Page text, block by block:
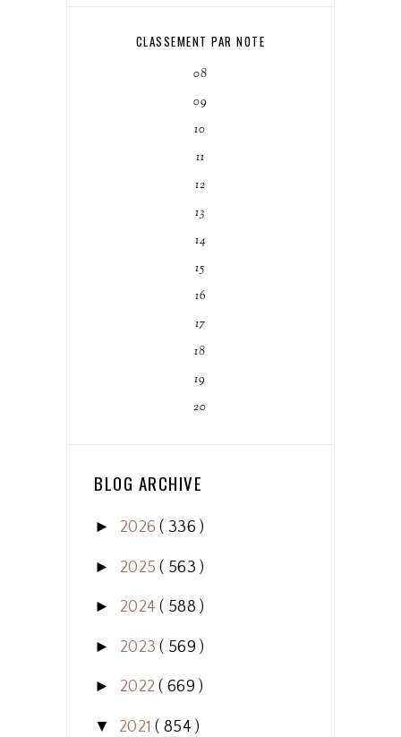
CLASSEMENT PAR NOTE
08
09
10
11
12
13
14
15
16
17
18
19
20
BLOG ARCHIVE
► 2026( 336 )
► 2025( 563 )
► 2024( 588 )
► 2023( 569 )
► 2022( 669 )
▼ 2021( 854 )